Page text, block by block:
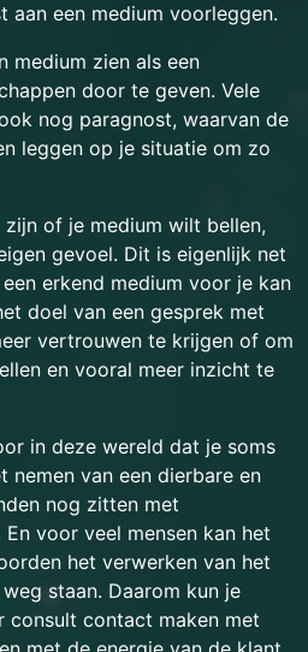
aan een medium voorleggen.
medium zien als een
door te geven. Vele
nog paragnost, waarvan de
leggen op je situatie om zo
of je medium wilt bellen,
gevoel. Dit is eigenlijk net
erkend medium voor je kan
doel van een gesprek met
vertrouwen te krijgen of om
en vooral meer inzicht te
in deze wereld dat je soms
nemen van een dierbare en
nog zitten met
voor veel mensen kan het
het verwerken van het
staan. Daarom kun je
consult contact maken met